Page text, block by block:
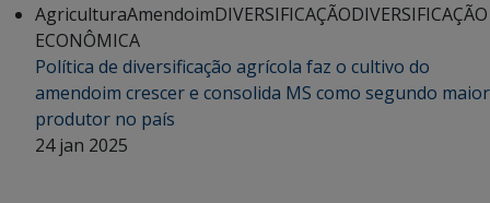
AgriculturaAmendoimDIVERSIFICAÇÃODIVERSIFICAÇÃO
ECONÔMICA
Política de diversificação agrícola faz o cultivo do
amendoim crescer e consolida MS como segundo maior
produtor no país
24 jan 2025